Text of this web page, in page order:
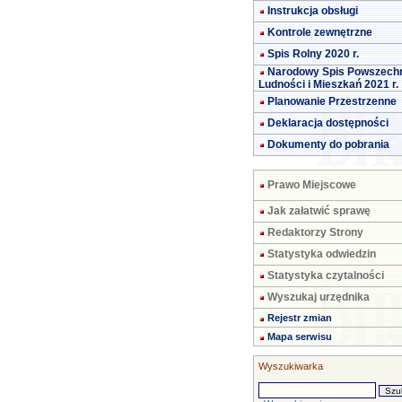
Instrukcja obsługi
Kontrole zewnętrzne
Spis Rolny 2020 r.
Narodowy Spis
Ludności i Mieszkań 2021 r.
Planowanie Przestrzenne
Deklaracja dostępności
Dokumenty do pobrania
Prawo Miejscowe
Jak załatwić sprawę
Redaktorzy Strony
Statystyka odwiedzin
Statystyka czytalności
Wyszukaj urzędnika
Rejestr zmian
Mapa serwisu
Wyszukiwarka